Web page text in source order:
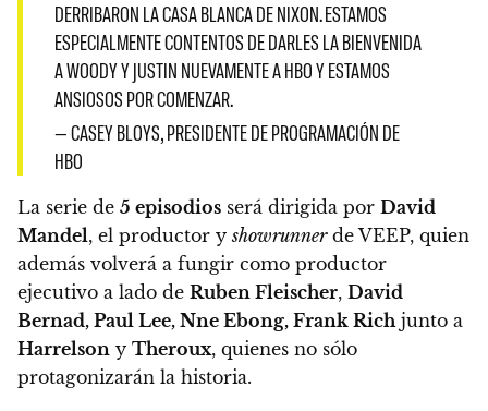
DERRIBARON LA CASA BLANCA DE NIXON. ESTAMOS
ESPECIALMENTE CONTENTOS DE DARLES LA BIENVENIDA
A WOODY Y JUSTIN NUEVAMENTE A HBO Y ESTAMOS
ANSIOSOS POR COMENZAR.
— CASEY BLOYS, PRESIDENTE DE PROGRAMACIÓN DE
HBO
La serie de 5 episodios será dirigida por David
Mandel, el productor yshowrunnerde VEEP, quien
además volverá a fungir como productor
ejecutivo a lado de Ruben Fleischer, David
Bernad, Paul Lee, Nne Ebong, Frank Richjunto a
Harrelson y Theroux, quienes no sólo
protagonizarán la historia.